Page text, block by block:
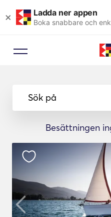
× Ladda ner appen
Boka snabbare och
Sök på
Besättningen